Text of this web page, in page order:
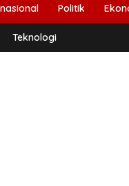
Politik
Teknologi